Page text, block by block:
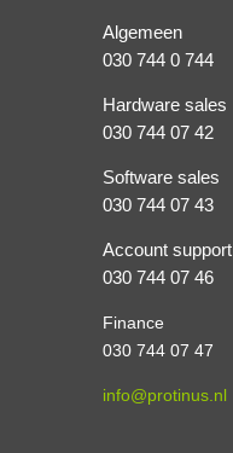
Algemeen
030 744 0 744
Hardware sales
030 744 07 42
Software sales
030 744 07 43
Account support
030 744 07 46
Finance
030 744 07 47
info@protinus.nl